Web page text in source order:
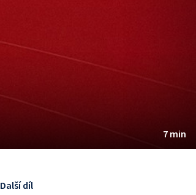
7 min
Další díl